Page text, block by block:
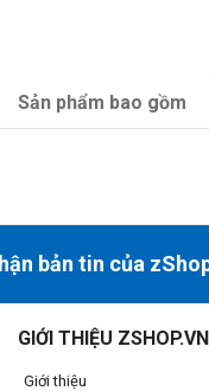
Sản phẩm bao gồm
bản tin của
GIỚI THIỆU ZSHOP.VN
Giới thiệu